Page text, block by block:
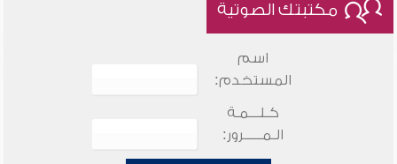
مكتبتك الصوتية
اسم
المستخدم:
كـلـــمـة
الـمـــــرور: